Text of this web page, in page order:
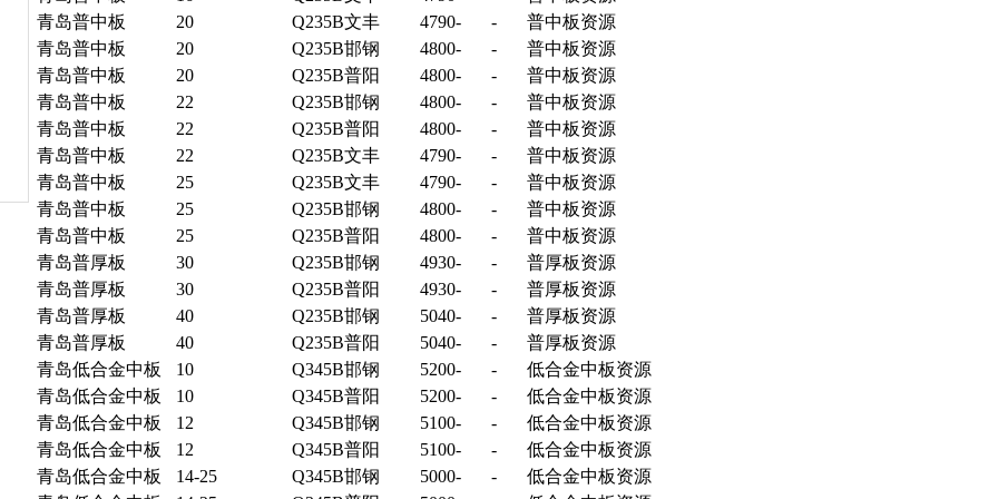
青岛普中板 20 Q235B文丰 4790- -
普中板资源
青岛普中板 20 Q235B邯钢 4800- -
普中板资源
青岛普中板 20 Q235B普阳 4800- -
普中板资源
青岛普中板 22 Q235B邯钢 4800- -
普中板资源
青岛普中板 22 Q235B普阳 4800- -
普中板资源
青岛普中板 22 Q235B文丰 4790- -
普中板资源
青岛普中板 25 Q235B文丰 4790- -
普中板资源
青岛普中板 25 Q235B邯钢 4800- -
普中板资源
青岛普中板 25 Q235B普阳 4800- -
普中板资源
青岛普厚板 30 Q235B邯钢 4930- -
普厚板资源
青岛普厚板 30 Q235B普阳 4930- -
普厚板资源
青岛普厚板 40 Q235B邯钢 5040- -
普厚板资源
青岛普厚板 40 Q235B普阳 5040- -
普厚板资源
青岛低合金中板 10 Q345B邯钢 5200- -
低合金中板资源
青岛低合金中板 10 Q345B普阳 5200- -
低合金中板资源
青岛低合金中板 12 Q345B邯钢 5100- -
低合金中板资源
青岛低合金中板 12 Q345B普阳 5100- -
低合金中板资源
青岛低合金中板 14-25 Q345B邯钢 5000- -
低合金中板资源